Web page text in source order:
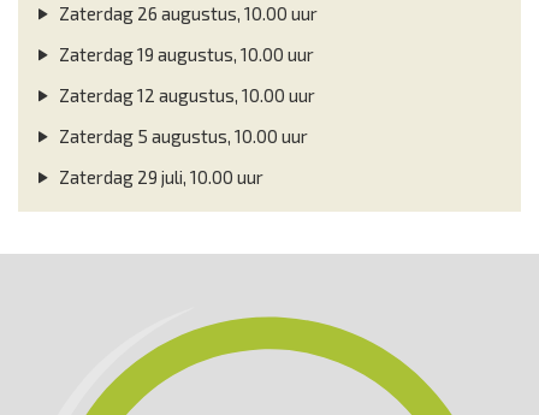
Zaterdag 26 augustus, 10.00 uur
Zaterdag 19 augustus, 10.00 uur
Zaterdag 12 augustus, 10.00 uur
Zaterdag 5 augustus, 10.00 uur
Zaterdag 29 juli, 10.00 uur